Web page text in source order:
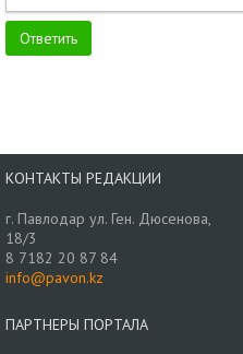
КОНТАКТЫ РЕДАКЦИИ
г. Павлодар ул. Ген. Дюсенова,
18/3
8 7182 20 87 84
info@pavon.kz
ПАРТНЕРЫ ПОРТАЛА